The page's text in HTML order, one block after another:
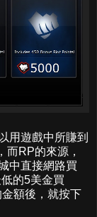
用遊戲中所賺到
而RP的來源，
中直接網路買
的5美金買
額後，就按下